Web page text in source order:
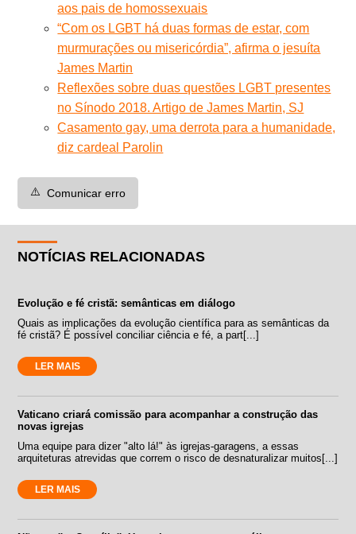
aos pais de homossexuais
“Com os LGBT há duas formas de estar, com
murmurações ou misericórdia”, afirma o jesuíta
James Martin
Reflexões sobre duas questões LGBT presentes
no Sínodo 2018. Artigo de James Martin, SJ
Casamento gay, uma derrota para a humanidade,
diz cardeal Parolin
⚠️ Comunicar erro
NOTÍCIAS RELACIONADAS
Evolução e fé cristã: semânticas em diálogo
Quais as implicações da evolução científica para as semânticas da
fé cristã? É possível conciliar ciência e fé, a part[...]
LER MAIS
Vaticano criará comissão para acompanhar a construção das
novas igrejas
Uma equipe para dizer "alto lá!" às igrejas-garagens, a essas
arquiteturas atrevidas que correm o risco de desnaturalizar muitos[...]
LER MAIS